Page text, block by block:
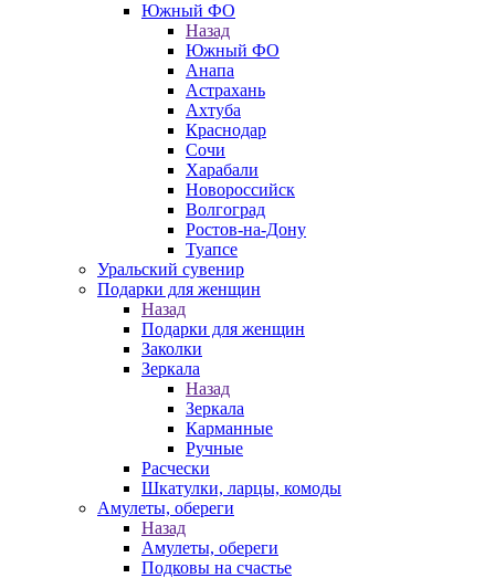
Южный ФО
Назад
Южный ФО
Анапа
Астрахань
Ахтуба
Краснодар
Сочи
Харабали
Новороссийск
Волгоград
Ростов-на-Дону
Туапсе
Уральский сувенир
Подарки для женщин
Назад
Подарки для женщин
Заколки
Зеркала
Назад
Зеркала
Карманные
Ручные
Расчески
Шкатулки, ларцы, комоды
Амулеты, обереги
Назад
Амулеты, обереги
Подковы на счастье